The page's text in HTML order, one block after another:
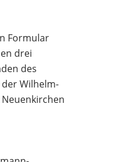
Formular
drei
des
Wilhelm-